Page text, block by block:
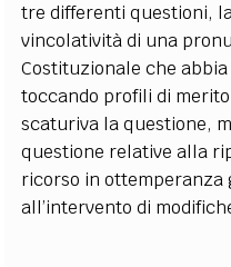
tre differenti questioni,
vincolatività di una
Costituzionale che
toccando profili di
scaturiva la questione,
questione relative alla
ricorso in ottemperanza
all’intervento di